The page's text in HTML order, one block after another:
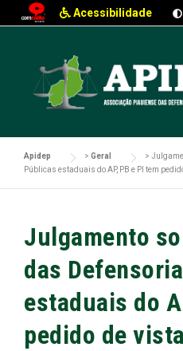
Acessibilidade
Apidep > Geral >
Públicas estaduais do AP, PB e PI tem
Julgamento
das
estaduais do
pedido de vista